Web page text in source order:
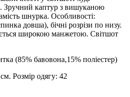
Зручний каптур з вишуканою
шнурка. Особливості:
довша), бічні розрізи по низу.
широкою манжетою. Світшот
(85% бавовона,15% поліестер)
Розмір одягу: 42